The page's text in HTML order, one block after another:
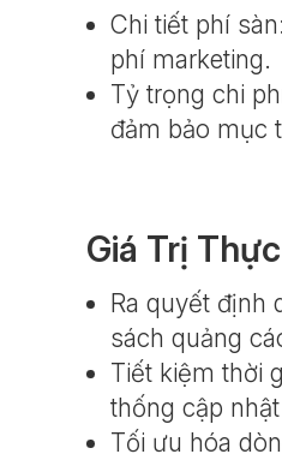
Chi tiết phí
phí marketing.
Tỷ trọng chi
đảm bảo mục
Giá Trị
Ra quyết định
sách quảng
Tiết kiệm thời
thống cập
Tối ưu hóa